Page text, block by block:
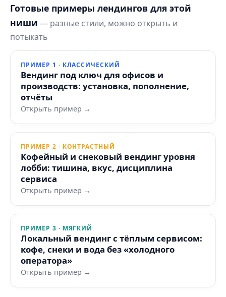
Готовые примеры лендингов для этой
ниши — разные стили, можно открыть и
потыкать
ПРИМЕР 1 · КЛАССИЧЕСКИЙ
Вендинг под ключ для офисов и
производств: установка, пополнение,
отчёты
Открыть пример →
ПРИМЕР 2 · КОНТРАСТНЫЙ
Кофейный и снековый вендинг уровня
лобби: тишина, вкус, дисциплина
сервиса
Открыть пример →
ПРИМЕР 3 · МЯГКИЙ
Локальный вендинг с тёплым сервисом:
кофе, снеки и вода без «холодного
оператора»
Открыть пример →